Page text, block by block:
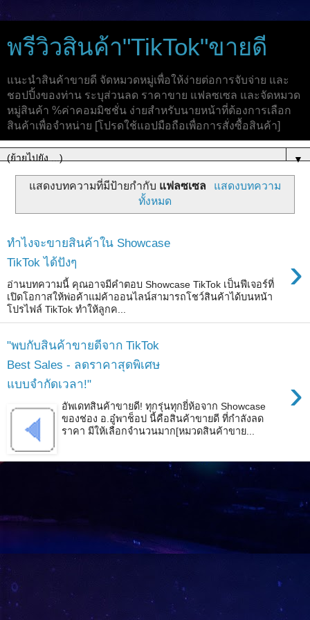
พรีวิวสินค้า"TikTok"ขายดี
แนะนำสินค้าขายดี จัดหมวดหมู่เพื่อให้ง่ายต่อการจับจ่าย และ
ชอปปิ้งของท่าน ระบุส่วนลด ราคาขาย แฟลซเซล และจัดหมวด
หมู่สินค้า %ค่าคอมมิชชั่น ง่ายสำหรับนายหน้าที่ต้องการเลือก
สินค้าเพื่อจำหน่าย [โปรดใช้แอปมือถือเพื่อการสั่งซื้อสินค้า]
▼
แสดงบทความที่มีป้ายกำกับ แฟลซเซล
แสดงบทความ
ทั้งหมด
ทำไงจะขายสินค้าใน Showcase
TikTok ได้ปังๆ
›
อ่านบทความนี้ คุณอาจมีคำตอบ Showcase TikTok เป็นฟีเจอร์ที่
เปิดโอกาสให้พ่อค้าแม่ค้าออนไลน์สามารถโชว์สินค้าได้บนหน้า
โปรไฟล์ TikTok ทำให้ลูกค...
"พบกับสินค้าขายดีจาก TikTok
Best Sales - ลดราคาสุดพิเศษ
แบบจำกัดเวลา!"
›
อัพเดทสินค้าขายดี! ทุกรุ่นทุกยี่ห้อจาก Showcase
ของช่อง อ.อู๋พาช็อป นี้คือสินค้าขายดี ที่กำลังลด
ราคา มีให้เลือกจำนวนมาก[หมวดสินค้าขาย...